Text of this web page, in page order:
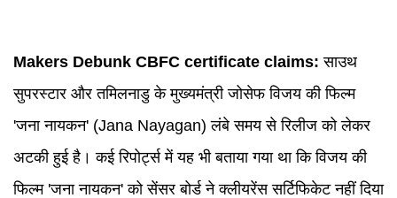
Makers Debunk CBFC certificate claims:साउथ
सुपरस्टार और तमिलनाडु के मुख्यमंत्री जोसेफ विजय की फिल्म
'जना नायकन' (Jana Nayagan) लंबे समय से रिलीज को लेकर
अटकी हुई है। कई रिपोर्ट्स में यह भी बताया गया था कि विजय की
फिल्म 'जना नायकन' को सेंसर बोर्ड ने क्लीयरेंस सर्टिफिकेट नहीं दिया